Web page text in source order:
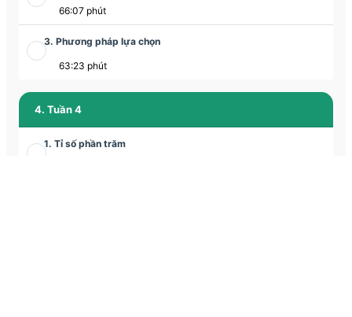
66:07 phút
3. Phương pháp lựa chọn
63:23 phút
4. Tuần 4
1. Tỉ số phần trăm